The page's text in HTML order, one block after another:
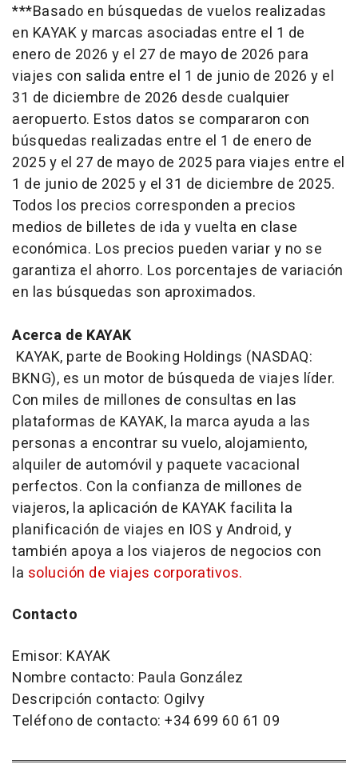
***Basado en búsquedas de vuelos realizadas
en KAYAK y marcas asociadas entre el 1 de
enero de 2026 y el 27 de mayo de 2026 para
viajes con salida entre el 1 de junio de 2026 y el
31 de diciembre de 2026 desde cualquier
aeropuerto. Estos datos se compararon con
búsquedas realizadas entre el 1 de enero de
2025 y el 27 de mayo de 2025 para viajes entre el
1 de junio de 2025 y el 31 de diciembre de 2025.
Todos los precios corresponden a precios
medios de billetes de ida y vuelta en clase
económica. Los precios pueden variar y no se
garantiza el ahorro. Los porcentajes de variación
en las búsquedas son aproximados.
Acerca de KAYAK
KAYAK, parte de Booking Holdings (NASDAQ:
BKNG), es un motor de búsqueda de viajes líder.
Con miles de millones de consultas en las
plataformas de KAYAK, la marca ayuda a las
personas a encontrar su vuelo, alojamiento,
alquiler de automóvil y paquete vacacional
perfectos. Con la confianza de millones de
viajeros, la aplicación de KAYAK facilita la
planificación de viajes en IOS y Android, y
también apoya a los viajeros de negocios con
la solución de viajes corporativos.
Contacto
Emisor: KAYAK
Nombre contacto: Paula González
Descripción contacto: Ogilvy
Teléfono de contacto: +34 699 60 61 09